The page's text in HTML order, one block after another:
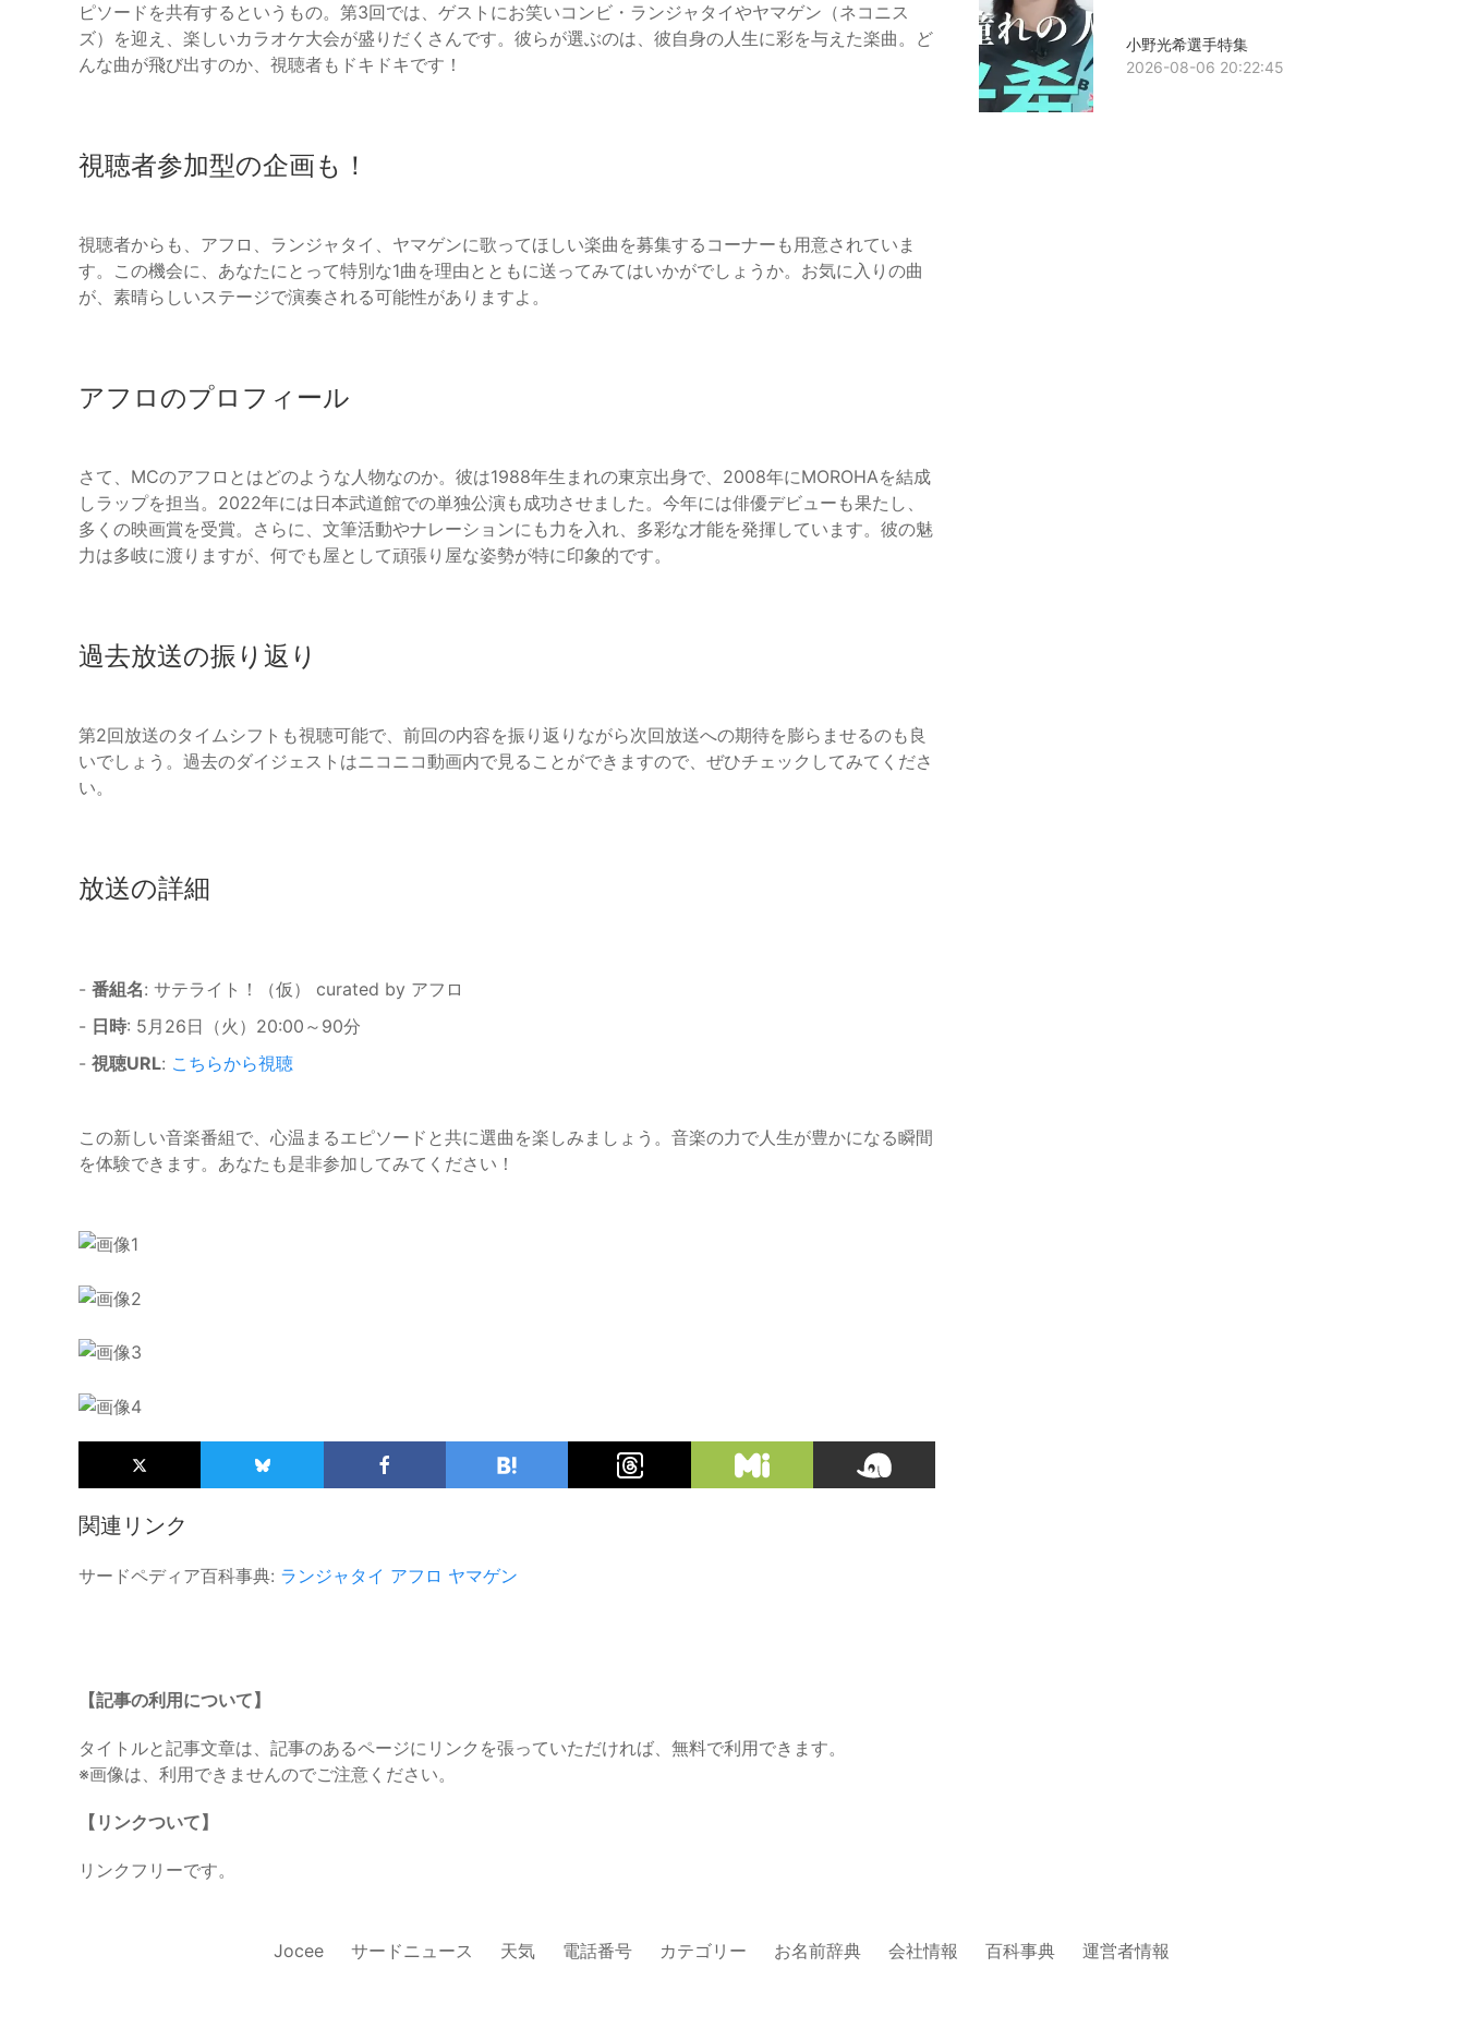
ピソードを共有するというもの。第3回では、ゲストにお笑いコンビ・ランジャタイやヤマゲン（ネコニス
ズ）を迎え、楽しいカラオケ大会が盛りだくさんです。彼らが選ぶのは、彼自身の人生に彩を与えた楽曲。ど
んな曲が飛び出すのか、視聴者もドキドキです！
視聴者参加型の企画も！
視聴者からも、アフロ、ランジャタイ、ヤマゲンに歌ってほしい楽曲を募集するコーナーも用意されていま
す。この機会に、あなたにとって特別な1曲を理由とともに送ってみてはいかがでしょうか。お気に入りの曲
が、素晴らしいステージで演奏される可能性がありますよ。
アフロのプロフィール
さて、MCのアフロとはどのような人物なのか。彼は1988年生まれの東京出身で、2008年にMOROHAを結成
しラップを担当。2022年には日本武道館での単独公演も成功させました。今年には俳優デビューも果たし、
多くの映画賞を受賞。さらに、文筆活動やナレーションにも力を入れ、多彩な才能を発揮しています。彼の魅
力は多岐に渡りますが、何でも屋として頑張り屋な姿勢が特に印象的です。
過去放送の振り返り
第2回放送のタイムシフトも視聴可能で、前回の内容を振り返りながら次回放送への期待を膨らませるのも良
いでしょう。過去のダイジェストはニコニコ動画内で見ることができますので、ぜひチェックしてみてくださ
い。
放送の詳細
- 番組名: サテライト！（仮） curated by アフロ
- 日時: 5月26日（火）20:00～90分
- 視聴URL: こちらから視聴
この新しい音楽番組で、心温まるエピソードと共に選曲を楽しみましょう。音楽の力で人生が豊かになる瞬間
を体験できます。あなたも是非参加してみてください！
関連リンク
サードペディア百科事典: ランジャタイ アフロ ヤマゲン
小野光希選手特集
2026-08-06 20:22:45
【記事の利用について】
タイトルと記事文章は、記事のあるページにリンクを張っていただければ、無料で利用できます。
※画像は、利用できませんのでご注意ください。
【リンクついて】
リンクフリーです。
Jocee サードニュース 天気 電話番号 カテゴリー お名前辞典 会社情報 百科事典 運営者情報